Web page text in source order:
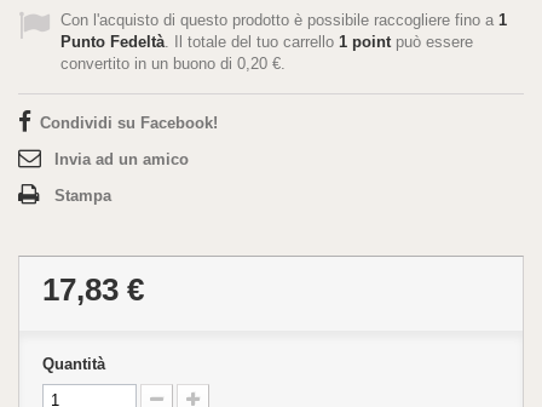
Con l'acquisto di questo prodotto è possibile raccogliere fino a 1
Punto Fedeltà . Il totale del tuo carrello 1 point può essere
convertito in un buono di 0,20 €
Condividi su Facebook!
Invia ad un amico
Stampa
17,83 €
Quantità